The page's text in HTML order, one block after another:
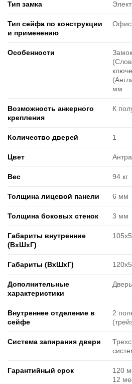
Тип замка
Тип сейфа по конструкции
и применению
Особенности
мм
Возможность анкерного
крепления
К
Количество дверей 1
Цвет
Вес 94 кг
Толщина лицевой панели 6 мм
Толщина боковых стенок 3 мм
Габариты внутренние
(ВxШxГ)
Габариты (ВxШxГ)
Дополнительные
характеристики
Внутреннее отделение в
сейфе
2
Система запирания двери
Гарантийный срок
120
12